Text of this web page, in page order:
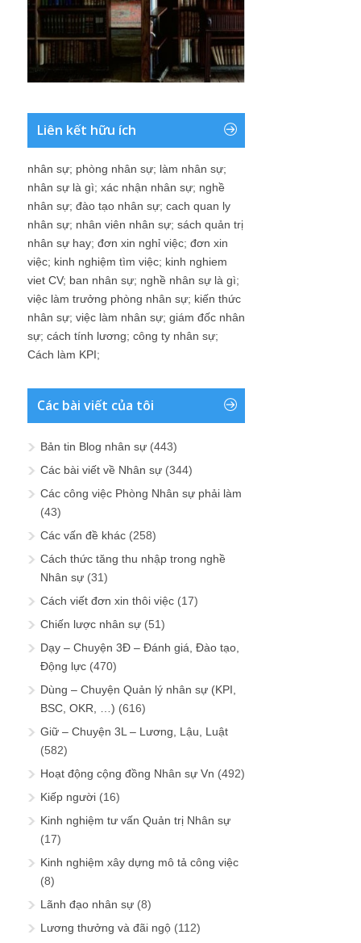
Liên kết hữu ích
nhân sự; phòng nhân sự; làm nhân sự;
nhân sự là gì; xác nhận nhân sự; nghề
nhân sự; đào tạo nhân sự; cach quan ly
nhân sự; nhân viên nhân sự; sách quản trị
nhân sự hay; đơn xin nghỉ việc; đơn xin
việc; kinh nghiệm tìm việc; kinh nghiem
viet CV; ban nhân sự; nghề nhân sự là gì;
việc làm trưởng phòng nhân sự; kiến thức
nhân sự; việc làm nhân sự; giám đốc nhân
sự; cách tính lương; công ty nhân sự;
Cách làm KPI;
Các bài viết của tôi
Bản tin Blog nhân sự (443)
Các bài viết về Nhân sự (344)
Các công việc Phòng Nhân sự phải làm
(43)
Các vấn đề khác (258)
Cách thức tăng thu nhập trong nghề
Nhân sự (31)
Cách viết đơn xin thôi việc (17)
Chiến lược nhân sự (51)
Dạy – Chuyện 3Đ – Đánh giá, Đào tạo,
Động lực (470)
Dùng – Chuyện Quản lý nhân sự (KPI,
BSC, OKR, …) (616)
Giữ – Chuyện 3L – Lương, Lậu, Luật
(582)
Hoạt động cộng đồng Nhân sự Vn (492)
Kiếp người (16)
Kinh nghiệm tư vấn Quản trị Nhân sự
(17)
Kinh nghiệm xây dựng mô tả công việc
(8)
Lãnh đạo nhân sự (8)
Lương thưởng và đãi ngộ (112)